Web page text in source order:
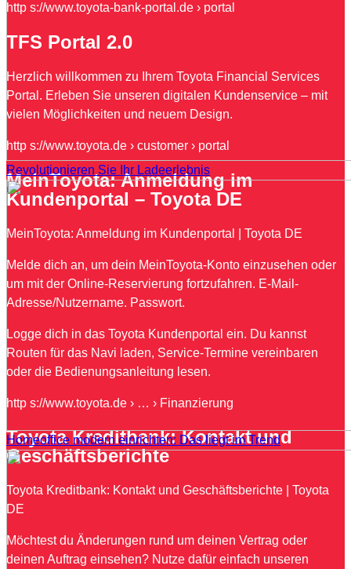
Revolutionieren Sie Ihr Ladeerlebnis
Homeoffice modern einrichten: Das liegt im Trend
http s://www.toyota-bank-portal.de › portal
TFS Portal 2.0
Herzlich willkommen zu Ihrem Toyota Financial Services
Portal. Erleben Sie unseren digitalen Kundenservice – mit
vielen Möglichkeiten und neuem Design.
http s://www.toyota.de › customer › portal
MeinToyota: Anmeldung im
Kundenportal – Toyota DE
MeinToyota: Anmeldung im Kundenportal | Toyota DE
Melde dich an, um dein MeinToyota-Konto einzusehen oder
um mit der Online-Reservierung fortzufahren. E-Mail-
Adresse/Nutzername. Passwort.
Logge dich in das Toyota Kundenportal ein. Du kannst
Routen für das Navi laden, Service-Termine vereinbaren
oder die Bedienungsanleitung lesen.
http s://www.toyota.de › … › Finanzierung
Toyota Kreditbank: Kontakt und
Geschäftsberichte
Toyota Kreditbank: Kontakt und Geschäftsberichte | Toyota
DE
Möchtest du Änderungen rund um deinen Vertrag oder
deinen Auftrag einsehen? Nutze dafür einfach unseren